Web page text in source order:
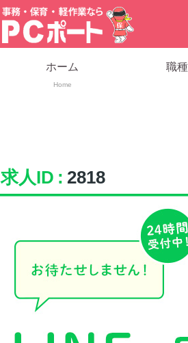
ホーム
Home
職
求人ID : 2818